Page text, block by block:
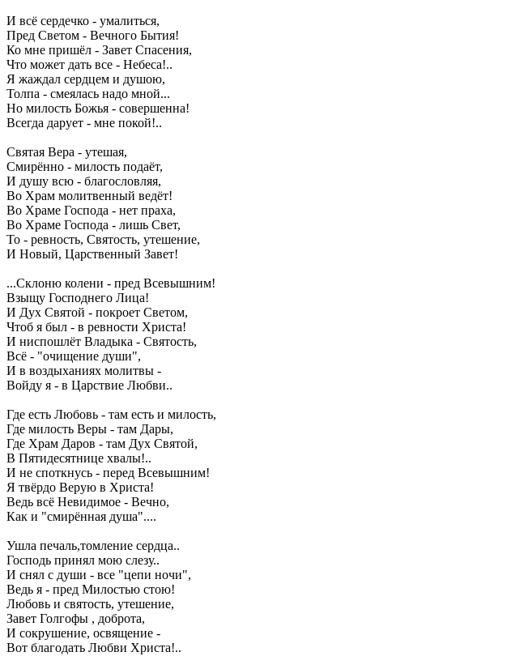
И всё сердечко - умалиться,
Пред Светом - Вечного Бытия!
Ко мне пришёл - Завет Спасения,
Что может дать все - Небеса!..
Я жаждал сердцем и душою,
Толпа - смеялась надо мной...
Но милость Божья - совершенна!
Всегда дарует - мне покой!..
Святая Вера - утешая,
Смирённо - милость подаёт,
И душу всю - благословляя,
Во Храм молитвенный ведёт!
Во Храме Господа - нет праха,
Во Храме Господа - лишь Свет,
То - ревность, Святость, утешение,
И Новый, Царственный Завет!
...Склоню колени - пред Всевышним!
Взыщу Господнего Лица!
И Дух Святой - покроет Светом,
Чтоб я был - в ревности Христа!
И ниспошлёт Владыка - Святость,
Всё - "очищение души",
И в воздыханиях молитвы -
Войду я - в Царствие Любви..
Где есть Любовь - там есть и милость,
Где милость Веры - там Дары,
Где Храм Даров - там Дух Святой,
В Пятидесятнице хвалы!..
И не споткнусь - перед Всевышним!
Я твёрдо Верую в Христа!
Ведь всё Невидимое - Вечно,
Как и "смирённая душа"....
Ушла печаль,томление сердца..
Господь принял мою слезу..
И снял с души - все "цепи ночи",
Ведь я - пред Милостью стою!
Любовь и святость, утешение,
Завет Голгофы , доброта,
И сокрушение, освящение -
Вот благодать Любви Христа!..